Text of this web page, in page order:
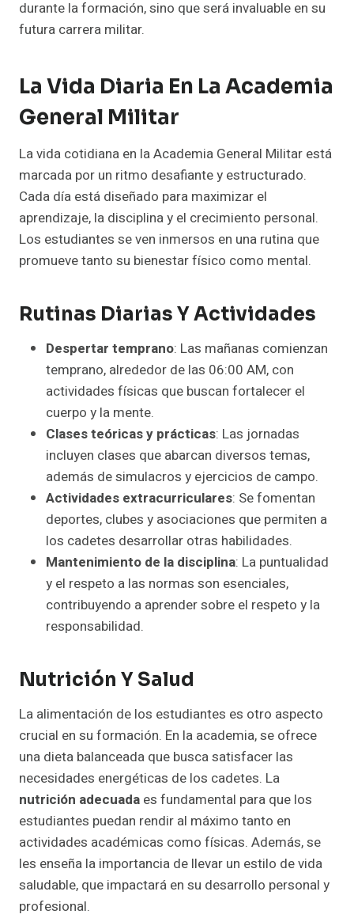
durante la formación, sino que será invaluable en su
futura carrera militar.
La Vida Diaria En La Academia
General Militar
La vida cotidiana en la Academia General Militar está
marcada por un ritmo desafiante y estructurado.
Cada día está diseñado para maximizar el
aprendizaje, la disciplina y el crecimiento personal.
Los estudiantes se ven inmersos en una rutina que
promueve tanto su bienestar físico como mental.
Rutinas Diarias Y Actividades
Despertar temprano: Las mañanas comienzan
temprano, alrededor de las 06:00 AM, con
actividades físicas que buscan fortalecer el
cuerpo y la mente.
Clases teóricas y prácticas: Las jornadas
incluyen clases que abarcan diversos temas,
además de simulacros y ejercicios de campo.
Actividades extracurriculares: Se fomentan
deportes, clubes y asociaciones que permiten a
los cadetes desarrollar otras habilidades.
Mantenimiento de la disciplina: La puntualidad
y el respeto a las normas son esenciales,
contribuyendo a aprender sobre el respeto y la
responsabilidad.
Nutrición Y Salud
La alimentación de los estudiantes es otro aspecto
crucial en su formación. En la academia, se ofrece
una dieta balanceada que busca satisfacer las
necesidades energéticas de los cadetes. La
nutrición adecuada es fundamental para que los
estudiantes puedan rendir al máximo tanto en
actividades académicas como físicas. Además, se
les enseña la importancia de llevar un estilo de vida
saludable, que impactará en su desarrollo personal y
profesional.